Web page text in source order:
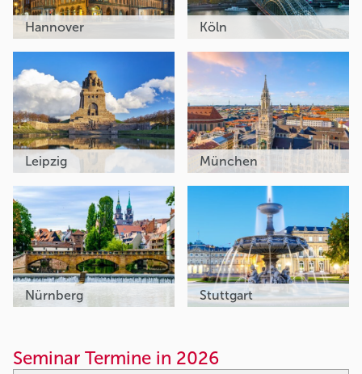
Hannover Köln
Leipzig München
Nürnberg Stuttgart
Seminar Termine in 2026